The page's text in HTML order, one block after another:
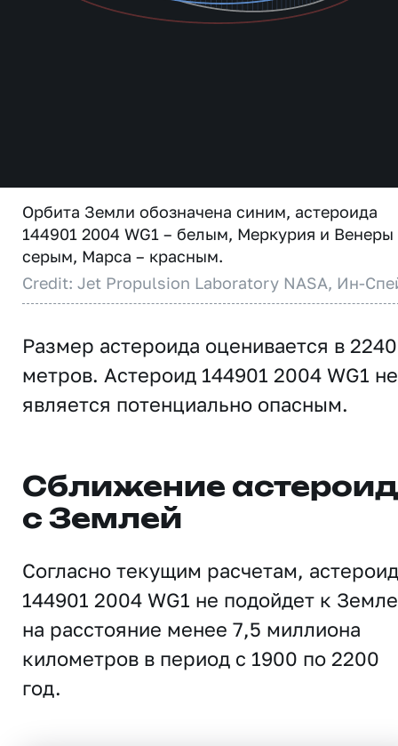
Орбита Земли обозначена синим, астероида
144901 2004 WG1 – белым, Меркурия и Венеры
серым, Марса – красным.
Credit: Jet Propulsion Laboratory NASA, Ин-
Размер астероида оценивается в 2240
метров. Астероид 144901 2004 WG1 не
является потенциально опасным.
Сближение
с Землей
Согласно текущим расчетам, астероид
144901 2004 WG1 не подойдет к Земле
на расстояние менее 7,5 миллиона
километров в период с 1900 по 2200
год.